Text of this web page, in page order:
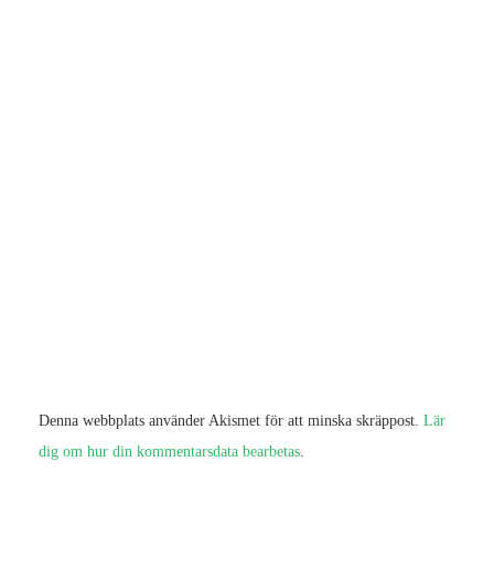
Denna webbplats använder Akismet för att minska skräppost. Lär
dig om hur din kommentarsdata bearbetas